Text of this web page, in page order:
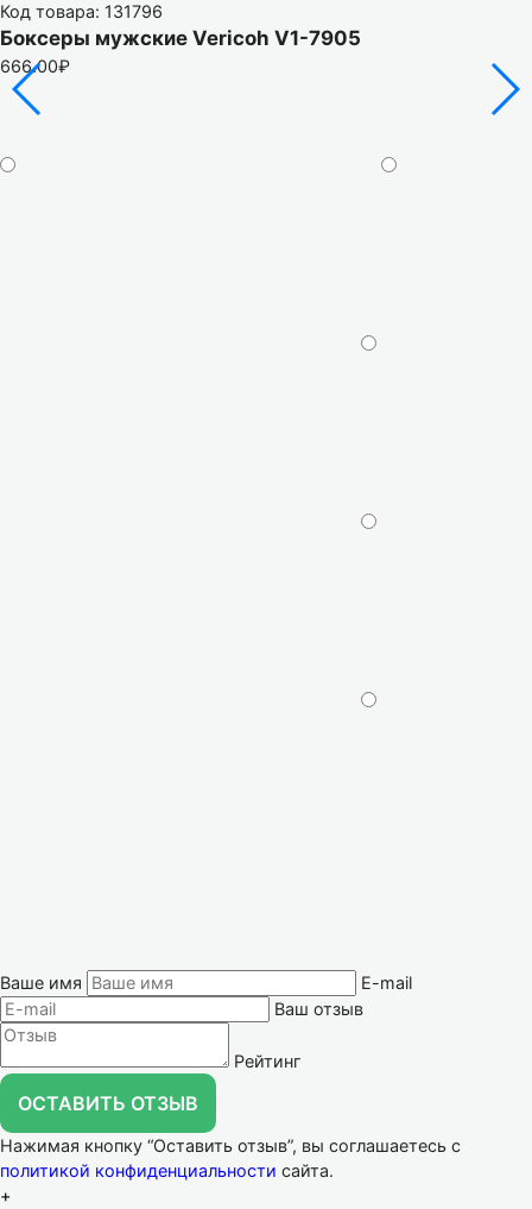
Код товара: 131796
Боксеры мужские Vericoh V1-7905
666.00₽
Ваше имя
E-mail
Ваш отзыв
Рейтинг
ОСТАВИТЬ ОТЗЫВ
Нажимая кнопку “Оставить отзыв”, вы соглашаетесь с
политикой конфиденциальности сайта.
+